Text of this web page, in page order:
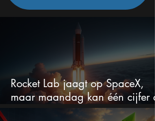
Rocket Lab jaagt op SpaceX,
maar maandag kan één cijfer
droom doorprikken?